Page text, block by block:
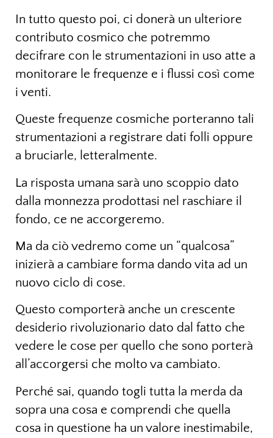
In tutto questo poi, ci donerà un ulteriore
contributo cosmico che potremmo
decifrare con le strumentazioni in uso atte a
monitorare le frequenze e i flussi così come
i venti.
Queste frequenze cosmiche porteranno tali
strumentazioni a registrare dati folli oppure
a bruciarle, letteralmente.
La risposta umana sarà uno scoppio dato
dalla monnezza prodottasi nel raschiare il
fondo, ce ne accorgeremo.
Ma da ciò vedremo come un “qualcosa”
inizierà a cambiare forma dando vita ad un
nuovo ciclo di cose.
Questo comporterà anche un crescente
desiderio rivoluzionario dato dal fatto che
vedere le cose per quello che sono porterà
all’accorgersi che molto va cambiato.
Perché sai, quando togli tutta la merda da
sopra una cosa e comprendi che quella
cosa in questione ha un valore inestimabile,